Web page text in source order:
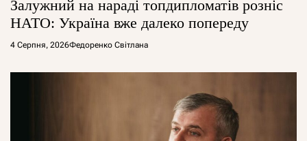
Залужний на нараді топдипломатів розніс
НАТО: Україна вже далеко попереду
4 Серпня, 2026Федоренко Світлана